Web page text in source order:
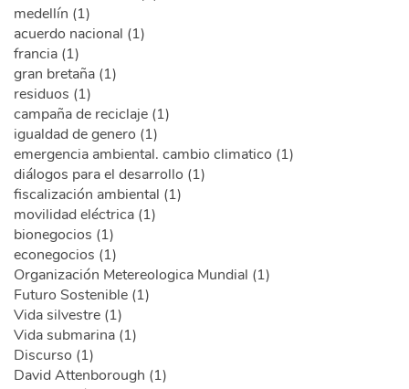
medellín (1)
acuerdo nacional (1)
francia (1)
gran bretaña (1)
residuos (1)
campaña de reciclaje (1)
igualdad de genero (1)
emergencia ambiental. cambio climatico (1)
diálogos para el desarrollo (1)
fiscalización ambiental (1)
movilidad eléctrica (1)
bionegocios (1)
econegocios (1)
Organización Metereologica Mundial (1)
Futuro Sostenible (1)
Vida silvestre (1)
Vida submarina (1)
Discurso (1)
David Attenborough (1)